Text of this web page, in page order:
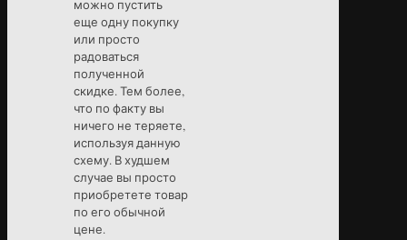
можно пустить
еще одну покупку
или просто
радоваться
полученной
скидке. Тем более,
что по факту вы
ничего не теряете,
используя данную
схему. В худшем
случае вы просто
приобретете товар
по его обычной
цене.